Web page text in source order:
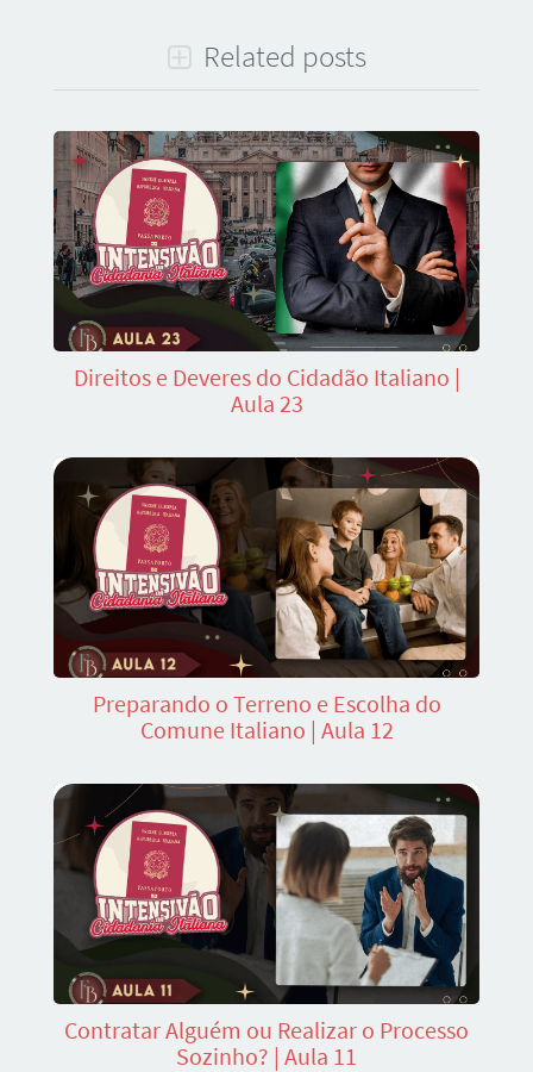
Related posts
Direitos e Deveres do Cidadão Italiano |
Aula 23
Preparando o Terreno e Escolha do
Comune Italiano | Aula 12
Contratar Alguém ou Realizar o Processo
Sozinho? | Aula 11